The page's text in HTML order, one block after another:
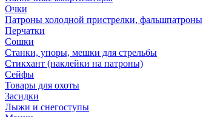
Очки
Патроны холодной пристрелки, фальшпатроны
Перчатки
Сошки
Станки, упоры, мешки для стрельбы
Стикхант (наклейки на патроны)
Сейфы
Товары для охоты
Засидки
Лыжи и снегоступы